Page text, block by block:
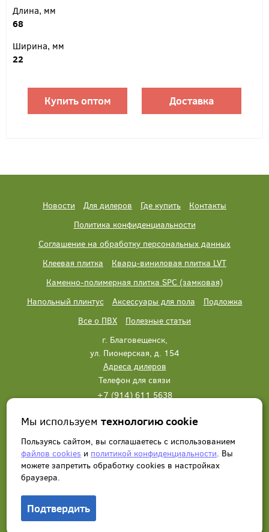
Длина, мм
68
Ширина, мм
22
Купить оптом Доставка
Новости Для дилеров Где купить
Контакты
Политика конфиденциальности
Соглашение на обработку персональных данных
Клеевая плитка
Кварц-виниловая плитка LVT
Каменно-полимерная плитка SPC (замковая)
Напольный плинтус
Аксессуары для пола
Подложка
Все о ПВХ
Полезные статьи
г. Благовещенск,
ул. Пионерская, д. 154
Адреса дилеров
Телефон для связи
+7 (914) 611 5638
Написать нам Заказать звонок
Мы используемтехнологию cookie
Пользуясь сайтом, вы соглашаетесь с использованием
файлов cookies и политикой конфиденциальности. Вы
можете запретить обработку сookies в настройках
браузера.
Подтвердить